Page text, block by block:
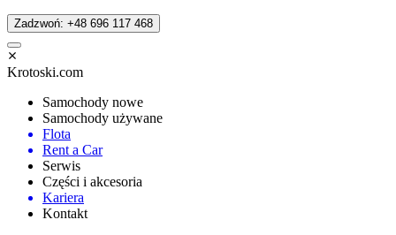
Zadzwoń: +48 696 117 468
Krotoski.com
Samochody nowe
Samochody używane
Flota
Rent a Car
Serwis
Części i akcesoria
Kariera
Kontakt